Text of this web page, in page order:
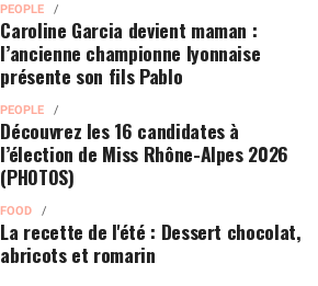
PEOPLE
Caroline Garcia devient maman :
l’ancienne championne lyonnaise
présente son fils Pablo
PEOPLE
Découvrez les 16 candidates à
l’élection de Miss Rhône-Alpes 2026
(PHOTOS)
FOOD
La recette de l'été : Dessert chocolat,
abricots et romarin